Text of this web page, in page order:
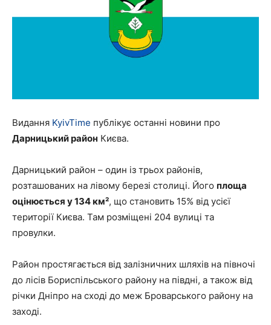
Видання KyivTime публікує останні новини про
Дарницький район Києва.
Дарницький район – один із трьох районів,
розташованих на лівому березі столиці. Його площа
оцінюється у 134 км², що становить 15% від усієї
території Києва. Там розміщені 204 вулиці та
провулки.
Район простягається від залізничних шляхів на півночі
до лісів Бориспільського району на півдні, а також від
річки Дніпро на сході до меж Броварського району на
заході.